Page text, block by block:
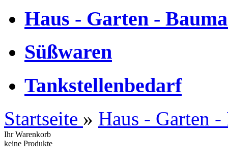
Haus - Garten -
Süßwaren
Tankstellenbedarf
Startseite » Haus - Garten
Ihr Warenkorb
keine Produkte